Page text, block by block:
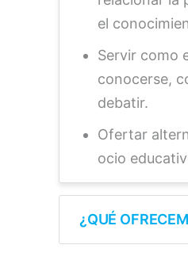
el
Servir como
conocerse,
debatir.
Ofertar
ocio
¿QUÉ